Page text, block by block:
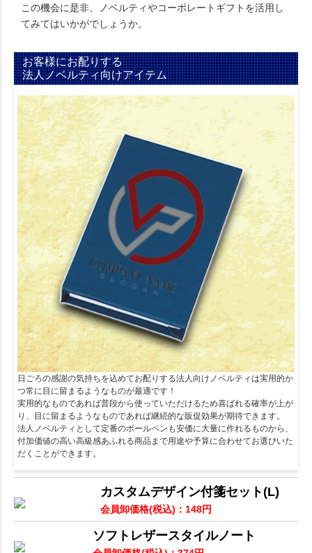
この機会に是非、ノベルティやコーポレートギフトを活用し
てみてはいかがでしょうか。
お客様にお配りする
法人ノベルティ向けアイテム
日ごろの感謝の気持ちを込めてお配りする法人向けノベルティは実用的か
つ常に目に留まるようなものが最適です！
実用的なものであれば普段から使っていただけるため喜ばれる確率が上が
り、目に留まるようなものであれば継続的な販促効果が期待できます。
法人ノベルティとして定番のボールペンも安価に大量に作れるものから、
付加価値の高い高級感あふれる商品まで用途や予算に合わせてお選びいた
だくことができます。
カスタムデザイン付箋セット(L)
会員卸価格(税込) ： 148円
ソフトレザースタイルノート